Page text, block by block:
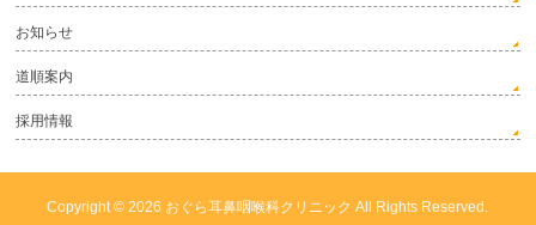
お知らせ
道順案内
採用情報
Copyright © 2026 おぐら耳鼻咽喉科クリニック All Rights Reserved.